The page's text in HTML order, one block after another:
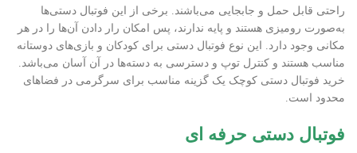
راحتی قابل حمل و جابجایی می‌باشند. برخی از این فوتبال دستی‌ها
به‌صورت رومیزی هستند و پایه ندارند، پس امکان رار دادن آن‌ها را در هر
مکانی وجود دارد. این نوع فوتبال دستی برای کودکان و بازی‌های دوستانه
مناسب هستند و کنترل توپ و دسترسی به دسته‌ها در آن آسان می‌باشد.
خرید فوتبال دستی کوچک یک گزینه مناسب برای سرگرمی در فضاهای
محدود است.
فوتبال دستی حرفه ای